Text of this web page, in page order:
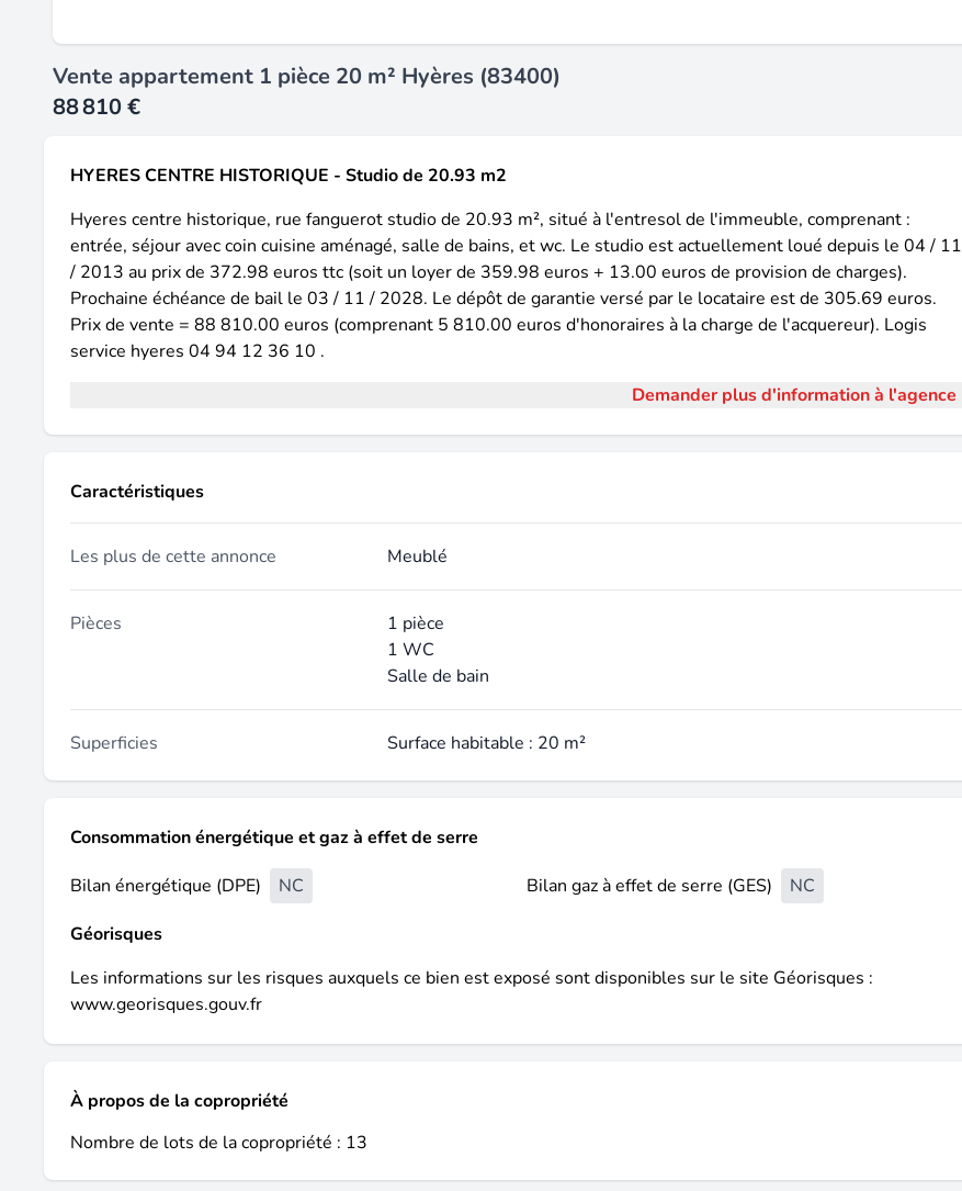
Vente appartement 1 pièce 20 m² Hyères (83400)
88 810 €
HYERES CENTRE HISTORIQUE - Studio de 20.93 m2
Hyeres centre historique, rue fanguerot studio de 20.93 m², situé à l'entresol de l'immeuble, comprenant :
entrée, séjour avec coin cuisine aménagé, salle de bains, et wc. Le studio est actuellement loué depuis le 04 / 11
/ 2013 au prix de 372.98 euros ttc (soit un loyer de 359.98 euros + 13.00 euros de provision de charges).
Prochaine échéance de bail le 03 / 11 / 2028. Le dépôt de garantie versé par le locataire est de 305.69 euros.
Prix de vente = 88 810.00 euros (comprenant 5 810.00 euros d'honoraires à la charge de l'acquereur). Logis
service hyeres 04 94 12 36 10 .
Demander plus d'information à l'agence
Caractéristiques
Les plus de cette annonce Meublé
Pièces
1 pièce
1 WC
Salle de bain
Superficies Surface habitable : 20 m²
Consommation énergétique et gaz à effet de serre
Bilan énergétique (DPE)
NC Bilan gaz à effet de serre (GES)
NC
Géorisques
Les informations sur les risques auxquels ce bien est exposé sont disponibles sur le site Géorisques :
www.georisques.gouv.fr
À propos de la copropriété
Nombre de lots de la copropriété : 13